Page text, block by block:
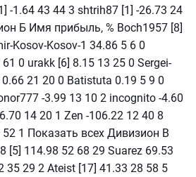
-1.64 43 44 3 shtrih87 [1] -26.73 24
Б Имя прибыль, % Boch1957 [8]
Kosov-Kosov-1 34.86 5 6 0
0 urakk [6] 8.15 13 25 0 Sergei-
21 20 0 Batistuta 0.19 5 9 0
-3.99 13 10 2 incognito -4.60
14 20 1 Zen -106.22 12 40 8
52 1 Показать всех Дивизион В
[5] 114.98 52 68 29 Suarez 69.53
35 29 2 Ateist [17] 41.33 28 58 5